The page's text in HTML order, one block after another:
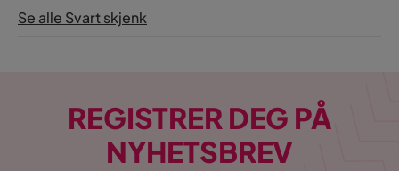
Se alle Svart skjenk
REGISTRER DEG PÅ
NYHETSBREV